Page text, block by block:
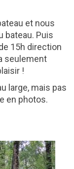
et nous
bateau. Puis
15h direction
seulement
!
large, mais pas
en photos.